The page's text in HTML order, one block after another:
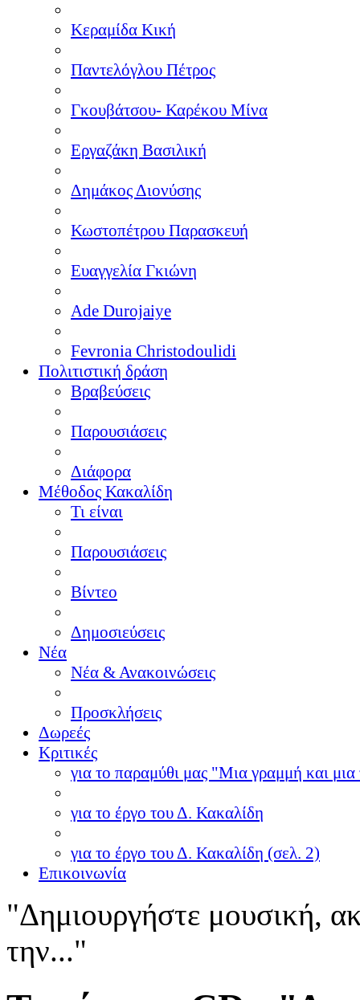
Κεραμίδα Κική
Παντελόγλου Πέτρος
Γκουβάτσου- Καρέκου Μίνα
Εργαζάκη Βασιλική
Δημάκος Διονύσης
Κωστοπέτρου Παρασκευή
Ευαγγελία Γκιώνη
Ade Durojaiye
Fevronia Christodoulidi
Πολιτιστική δράση
Βραβεύσεις
Παρουσιάσεις
Διάφορα
Μέθοδος Κακαλίδη
Τι είναι
Παρουσιάσεις
Βίντεο
Δημοσιεύσεις
Νέα
Νέα & Ανακοινώσεις
Προσκλήσεις
Δωρεές
Κριτικές
για το παραμύθι μας "Μια γραμμή και μια
για το έργο του Δ. Κακαλίδη
για το έργο του Δ. Κακαλίδη (σελ. 2)
Επικοινωνία
"Δημιουργήστε μουσική,
την..."